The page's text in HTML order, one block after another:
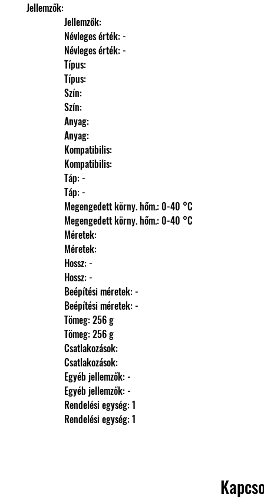
Jellemzők:
                Jellemzők:
                Névleges érték: -
                Névleges érték: -
                Típus:
                Típus:
                Szín:
                Szín:
                Anyag:
                Anyag:
                Kompatibilis:
                Kompatibilis:
                Táp: -
                Táp: -
                Megengedett körny. hőm.: 0-40 °C
                Megengedett körny. hőm.: 0-40 °C
                Méretek:
                Méretek:
                Hossz: -
                Hossz: -
                Beépítési méretek: -
                Beépítési méretek: -
                Tömeg: 256 g
                Tömeg: 256 g
                Csatlakozások:
                Csatlakozások:
                Egyéb jellemzők: -
                Egyéb jellemzők: -
                Rendelési egység: 1
                Rendelési egység: 1